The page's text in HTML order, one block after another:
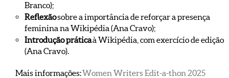
Branco);
Reflexãosobre a importância de reforçar a presença
feminina na Wikipédia (Ana Cravo);
Introdução práticaà Wikipédia, com exercício de edição
(Ana Cravo).
Mais informações:Women Writers Edit-a-thon 2025